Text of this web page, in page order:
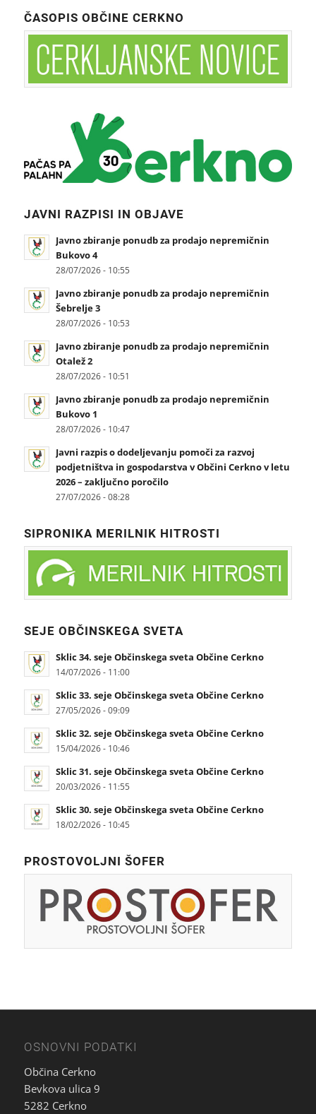
ČASOPIS OBČINE CERKNO
JAVNI RAZPISI IN OBJAVE
Javno zbiranje ponudb za prodajo nepremičnin
Bukovo 4
28/07/2026 - 10:55
Javno zbiranje ponudb za prodajo nepremičnin
Šebrelje 3
28/07/2026 - 10:53
Javno zbiranje ponudb za prodajo nepremičnin
Otalež 2
28/07/2026 - 10:51
Javno zbiranje ponudb za prodajo nepremičnin
Bukovo 1
28/07/2026 - 10:47
Javni razpis o dodeljevanju pomoči za razvoj
podjetništva in gospodarstva v Občini Cerkno v letu
2026 – zaključno poročilo
27/07/2026 - 08:28
SIPRONIKA MERILNIK HITROSTI
SEJE OBČINSKEGA SVETA
Sklic 34. seje Občinskega sveta Občine Cerkno
14/07/2026 - 11:00
Sklic 33. seje Občinskega sveta Občine Cerkno
27/05/2026 - 09:09
Sklic 32. seje Občinskega sveta Občine Cerkno
15/04/2026 - 10:46
Sklic 31. seje Občinskega sveta Občine Cerkno
20/03/2026 - 11:55
Sklic 30. seje Občinskega sveta Občine Cerkno
18/02/2026 - 10:45
PROSTOVOLJNI ŠOFER
OSNOVNI PODATKI
Občina Cerkno
Bevkova ulica 9
5282 Cerkno